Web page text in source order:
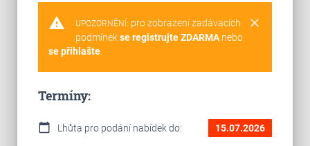
warning clear
UPOZORNĚNÍ: pro zobrazení zadávacích
podmínekse registrujte ZDARMAnebo
se přihlašte.
Termíny:
calendar_today Lhůta pro podání nabídek do: 15.07.2026